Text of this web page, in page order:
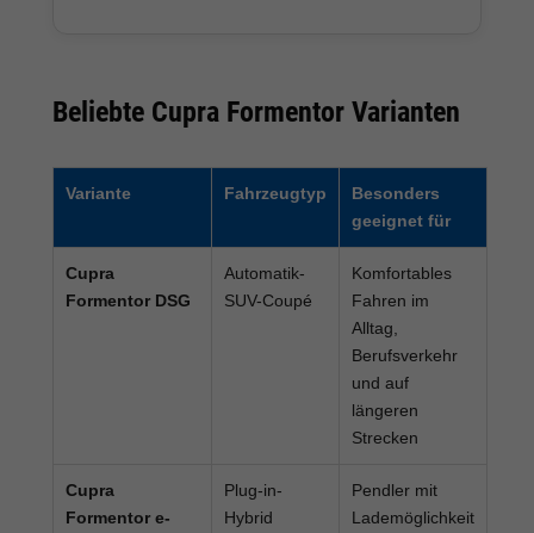
Beliebte Cupra Formentor Varianten
Variante Fahrzeugtyp
Besonders
geeignet für
Cupra
Formentor DSG
Automatik-
SUV-Coupé
Komfortables
Fahren im
Alltag,
Berufsverkehr
und auf
längeren
Strecken
Cupra
Formentor e-
Plug-in-
Hybrid
Pendler mit
Lademöglichkeit